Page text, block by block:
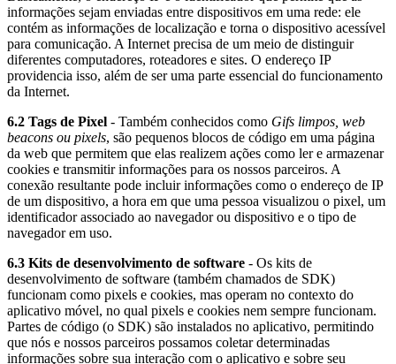
informações sejam enviadas entre dispositivos em uma rede: ele
contém as informações de localização e torna o dispositivo acessível
para comunicação. A Internet precisa de um meio de distinguir
diferentes computadores, roteadores e sites. O endereço IP
providencia isso, além de ser uma parte essencial do funcionamento
da Internet.
6.2 Tags de Pixel ​ - Também conhecidos como Gifs limpos, web
beacons ou pixels, são pequenos blocos de código em uma página
da web que permitem que elas realizem ações como ler e armazenar
cookies e transmitir informações para os nossos parceiros. A
conexão resultante pode incluir informações como o endereço de IP
de um dispositivo, a hora em que uma pessoa visualizou o pixel, um
identificador associado ao navegador ou dispositivo e o tipo de
navegador em uso.
6.3 Kits de desenvolvimento de software - Os kits de
desenvolvimento de software (também chamados de SDK)
funcionam como pixels e cookies, mas operam no contexto do
aplicativo móvel, no qual pixels e cookies nem sempre funcionam.
Partes de código (o SDK) são instalados no aplicativo, permitindo
que nós e nossos parceiros possamos coletar determinadas
informações sobre sua interação com o aplicativo e sobre seu